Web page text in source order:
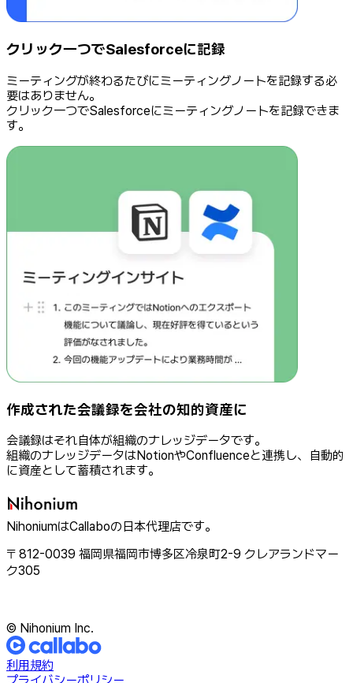
クリック一つでSalesforceに記録
ミーティングが終わるたびにミーティングノートを記録する必
要はありません。
クリック一つでSalesforceにミーティングノートを記録できま
す。
作成された会議録を会社の知的資産に
会議録はそれ自体が組織のナレッジデータです。
組織のナレッジデータはNotionやConfluenceと連携し、自動的
に資産として蓄積されます。
NihoniumはCallaboの日本代理店です。
〒812-0039 福岡県福岡市博多区冷泉町2-9 クレアランドマー
ク305
© Nihonium Inc.
利用規約